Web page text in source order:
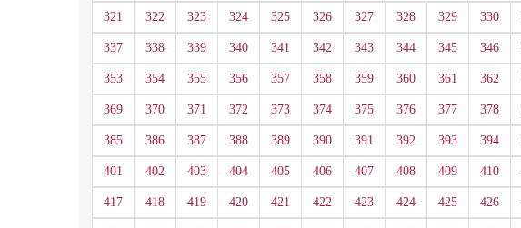
321 322 323 324 325 326 327 328 329 330
337 338 339 340 341 342 343 344 345 346
353 354 355 356 357 358 359 360 361 362
369 370 371 372 373 374 375 376 377 378
385 386 387 388 389 390 391 392 393 394
401 402 403 404 405 406 407 408 409 410
417 418 419 420 421 422 423 424 425 426